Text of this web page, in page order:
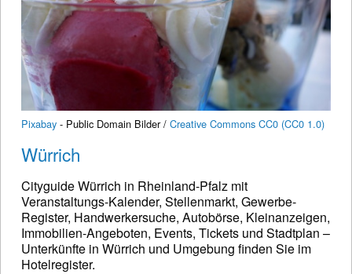
Pixabay - Public Domain Bilder / Creative Commons CC0 (CC0 1.0)
Würrich
Cityguide Würrich in Rheinland-Pfalz mit
Veranstaltungs-Kalender, Stellenmarkt, Gewerbe-
Register, Handwerkersuche, Autobörse, Kleinanzeigen,
Immobilien-Angeboten, Events, Tickets und Stadtplan –
Unterkünfte in Würrich und Umgebung finden Sie im
Hotelregister.